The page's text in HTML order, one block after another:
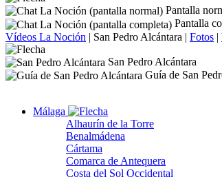
Pantalla
Pantalla
Vídeos La Noción | San Pedro Alcántara | Fotos |
San Pedro Alcántara
Guía de San
Málaga
Alhaurín de la Torre
Benalmádena
Cártama
Comarca de Antequera
Costa del Sol Occidental